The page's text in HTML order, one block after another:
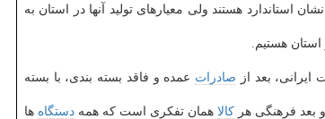
استاندارد هستند ولی معیارهای تولید آنها در استان به
استان هستیم.
بعد از صادرات عمده و فاقد بسته بندی، با بسته
فرهنگی هر كالا همان تفكری است كه همه دستگاه ها